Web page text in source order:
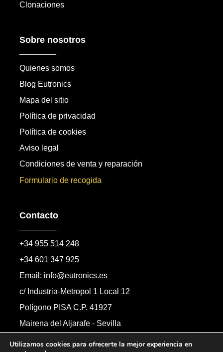
Clonaciones
Sobre nosotros
Quienes somos
Blog Eutronics
Mapa del sitio
Política de privacidad
Política de cookies
Aviso legal
Condiciones de venta y reparación
Formulario de recogida
Contacto
+34 955 514 248
+34 601 347 925
Email: info@eutronics.es
c/ Industria-Metropol 1 Local 12
Polígono PISA C.P. 41927
Mairena del Aljarafe - Sevilla
Formulario de contacto
Utilizamos cookies para ofrecerte la mejor experiencia en